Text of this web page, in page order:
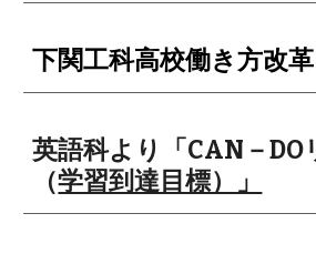
下関工科高校働き方改革
英語科より「CAN－DO
（学習到達目標）」